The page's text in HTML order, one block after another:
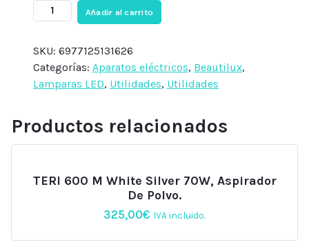
era:
120,00€.
es:
89,50€.
Lampara
60w
bateria
portable,
Luz
15600mAh,
cantidad
Añadir al carrito
SKU: 6977125131626
Categorías: Aparatos eléctricos, Beautilux,
Lamparas LED, Utilidades, Utilidades
Productos relacionados
TERI 600 M White Silver 70W, Aspirador
De Polvo.
325,00€ IVA incluido.